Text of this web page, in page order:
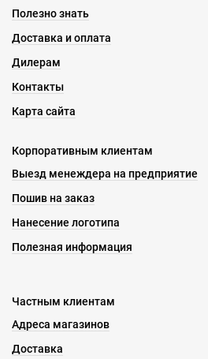
Полезно знать
Доставка и оплата
Дилерам
Контакты
Карта сайта
Корпоративным клиентам
Выезд менеждера на предприятие
Пошив на заказ
Нанесение логотипа
Полезная информация
Частным клиентам
Адреса магазинов
Доставка